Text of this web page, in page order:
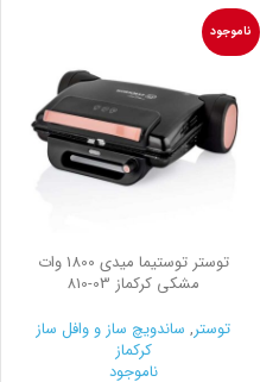
ناموجود
توستر توستیما میدی 1800 وات
مشکی کرکماز 810-03
توستر, ساندویچ ساز و وافل ساز
کرکماز
ناموجود